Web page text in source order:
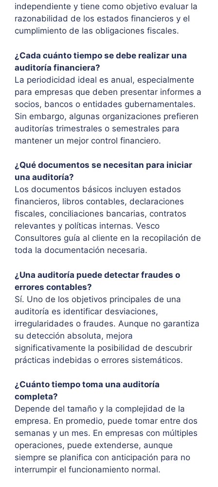
independiente y tiene como objetivo evaluar la
razonabilidad de los estados financieros y el
cumplimiento de las obligaciones fiscales.
¿Cada cuánto tiempo se debe realizar una
auditoría financiera?
La periodicidad ideal es anual, especialmente
para empresas que deben presentar informes a
socios, bancos o entidades gubernamentales.
Sin embargo, algunas organizaciones prefieren
auditorías trimestrales o semestrales para
mantener un mejor control financiero.
¿Qué documentos se necesitan para iniciar
una auditoría?
Los documentos básicos incluyen estados
financieros, libros contables, declaraciones
fiscales, conciliaciones bancarias, contratos
relevantes y políticas internas. Vesco
Consultores guía al cliente en la recopilación de
toda la documentación necesaria.
¿Una auditoría puede detectar fraudes o
errores contables?
Sí. Uno de los objetivos principales de una
auditoría es identificar desviaciones,
irregularidades o fraudes. Aunque no garantiza
su detección absoluta, mejora
significativamente la posibilidad de descubrir
prácticas indebidas o errores sistemáticos.
¿Cuánto tiempo toma una auditoría
completa?
Depende del tamaño y la complejidad de la
empresa. En promedio, puede tomar entre dos
semanas y un mes. En empresas con múltiples
operaciones, puede extenderse, aunque
siempre se planifica con anticipación para no
interrumpir el funcionamiento normal.